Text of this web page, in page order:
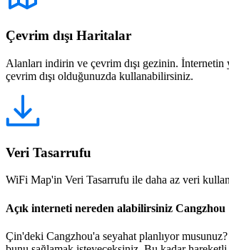
Çevrim dışı Haritalar
Alanları indirin ve çevrim dışı gezinin.
çevrim dışı olduğunuzda kullanabilirsiniz.
Veri Tasarrufu
WiFi Map'in Veri Tasarrufu ile daha az veri
Açık interneti nereden alabilirsiniz Cangzhou
Çin'deki Cangzhou'a seyahat planlıyor